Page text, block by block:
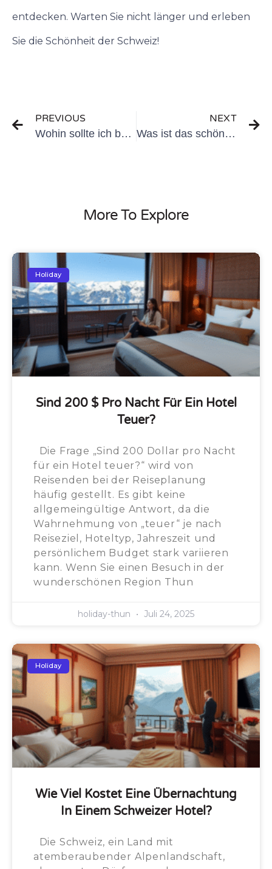
entdecken. Warten Sie nicht länger und erleben
Sie die Schönheit der Schweiz!
PREVIOUS
Wohin sollte ich bei meinem ersten Besuch in der Schweiz gehen?
NEXT
Was ist das schönste Hotel der Schweiz?
More To Explore
Holiday
Sind 200 $ Pro Nacht Für Ein Hotel
Teuer?
Die Frage „Sind 200 Dollar pro Nacht
für ein Hotel teuer?“ wird von
Reisenden bei der Reiseplanung
häufig gestellt. Es gibt keine
allgemeingültige Antwort, da die
Wahrnehmung von „teuer“ je nach
Reiseziel, Hoteltyp, Jahreszeit und
persönlichem Budget stark variieren
kann. Wenn Sie einen Besuch in der
wunderschönen Region Thun
holiday-thun Juli 24, 2025
Holiday
Wie Viel Kostet Eine Übernachtung
In Einem Schweizer Hotel?
Die Schweiz, ein Land mit
atemberaubender Alpenlandschaft,